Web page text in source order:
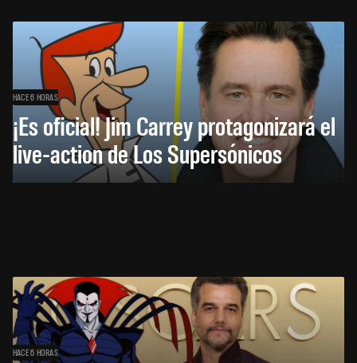
HACE 6 HORAS
¡Es oficial! Jim Carrey protagonizará el
live-action de Los Supersónicos
HACE 6 HORAS